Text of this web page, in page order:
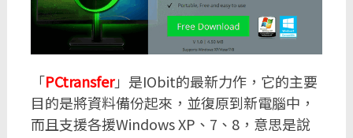
「PCtransfer」是IObit的最新力作，它的主要
目的是將資料備份起來，並復原到新電腦中，
而且支援各援Windows XP、7、8，意思是說